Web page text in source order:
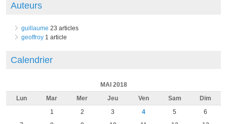
Auteurs
guillaume 23 articles
geoffroy 1 article
Calendrier
MAI 2018
Lun
Mar Mer Jeu Ven Sam Dim
1 2 3 4 5
6